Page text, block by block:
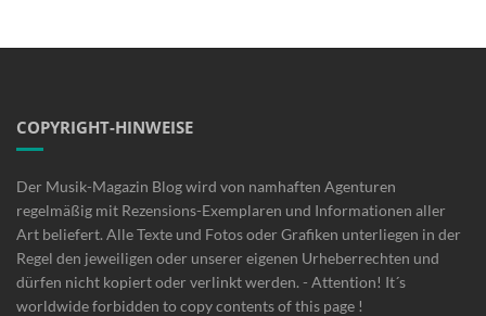
COPYRIGHT-HINWEISE
Der Musik-Magazin Blog wird von namhaften Agenturen
regelmäßig mit Rezensions-Exemplaren und Informationen aller
Art beliefert. Alle Texte und Fotos oder Grafiken unterliegen in der
Regel den jeweiligen oder unserer eigenen Urheberrechten und
dürfen nicht kopiert oder verlinkt werden. - Attention! It´s
worldwide forbidden to copy contents of this page !